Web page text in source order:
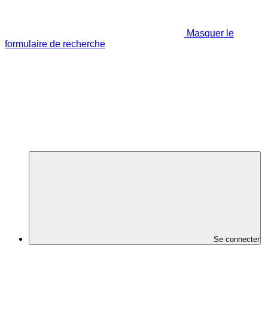
Masquer le
formulaire de recherche
Se connecter